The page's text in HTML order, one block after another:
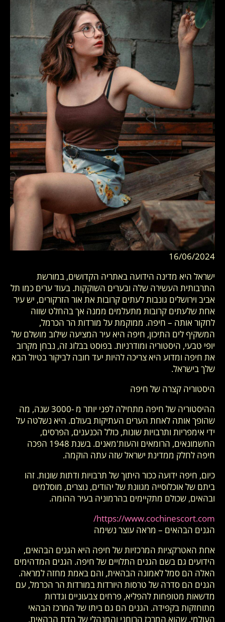
16/06/2024
ישראל היא מדינה הידועה באתריה הקדושים, במורשת
התרבותית העשירה שלה ובערים השוקקות. בעוד ערים כמו תל
אביב וירושלים גונבות לעתים קרובות את אור הזרקורים, יש עיר
אחת שלעתים קרובות מתעלמים ממנה אך בהחלט שווה
לחקור אותה – חיפה. ממוקמת על מורדות הר הכרמל,
המשקיף לים התיכון, חיפה היא עיר המציעה שילוב מושלם של
יופי טבעי, היסטוריה ומודרניות. בפוסט בבלוג זה, נבחן מקרוב
את חיפה ומדוע היא צריכה להיות יעד חובה לביקור בטיול הבא
שלך בישראל.
היסטוריה קצרה של חיפה
ההיסטוריה של חיפה מתחילה לפני יותר מ -3000 שנה, מה
שהופך אותה לאחת הערים העתיקות בעולם. היא נשלטה על
ידי אימפריות ותרבויות שונות, כולל הכנענים, הפרסים,
החשמונאים, הרומאים והעות'מאנים. בשנת 1948 הפכה
חיפה לחלק ממדינת ישראל שזה עתה הוקמה.
כיום, חיפה ידועה ככור היתוך של תרבויות ודתות שונות. זהו
ביתם של אוכלוסייה מגוונת של יהודים, נוצרים, מוסלמים
ובהאים, שכולם מתקיימים בהרמוניה בעיר ההומה.
https://www.cochinescort.com/
הגנים הבהאים – מראה עוצר נשימה
אחת האטרקציות המרכזיות של חיפה היא הגנים הבהאים,
הידועים גם בשם הגנים התלויים של חיפה. הגנים המדהימים
האלה הם סמל לאמונה הבהאית, והם באמת מחזה למראה.
הגנים הם סדרה של טרסות היורדות במורדות הר הכרמל, עם
מדשאות מטופחות להפליא, פרחים צבעוניים וגדרות
מתוחזקות בקפידה. הגנים הם גם ביתו של המרכז הבהאי
העולמי, שהוא המרכז הרוחני והמנהלי של הדת הבהאית.